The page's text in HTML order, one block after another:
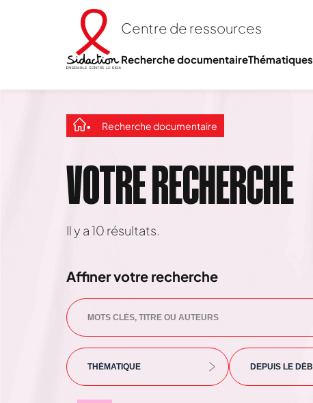
Centre de ressources
Recherche documentaireThématiques
Recherche documentaire
VOTRE RECHERCHE
Il y a10 résultats.
Affiner votre recherche